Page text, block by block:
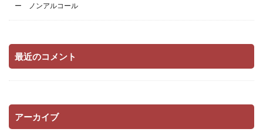
ー ノンアルコール
最近のコメント
アーカイブ